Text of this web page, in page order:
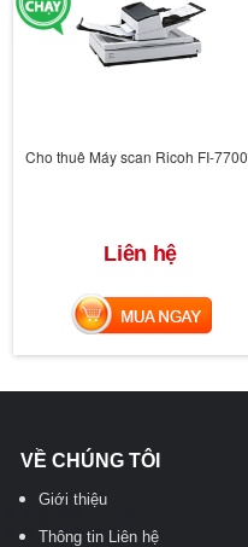
Cho thuê Máy scan Ricoh FI-7700
Liên hệ
MUA NGAY
VỀ CHÚNG TÔI
Giới thiệu
Thông tin Liên hệ